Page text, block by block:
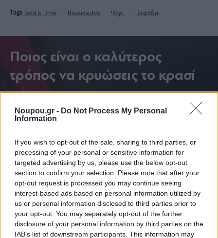
Noupou.gr - Do Not Process My Personal
Information
If you wish to opt-out of the sale, sharing to third parties, or
processing of your personal or sensitive information for
targeted advertising by us, please use the below opt-out
section to confirm your selection. Please note that after your
opt-out request is processed you may continue seeing
interest-based ads based on personal information utilized by
us or personal information disclosed to third parties prior to
your opt-out. You may separately opt-out of the further
disclosure of your personal information by third parties on the
IAB’s list of downstream participants. This information may
Tags Food & Drink Βουλιαγμένη Ψάρι Γλυφάδα
Ποιος είναι ο καλύτερος
τρόπος να κρυώσεις το κρασί
σου;